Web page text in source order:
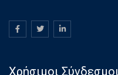
Χρήσιμοι Σύνδεσμοι